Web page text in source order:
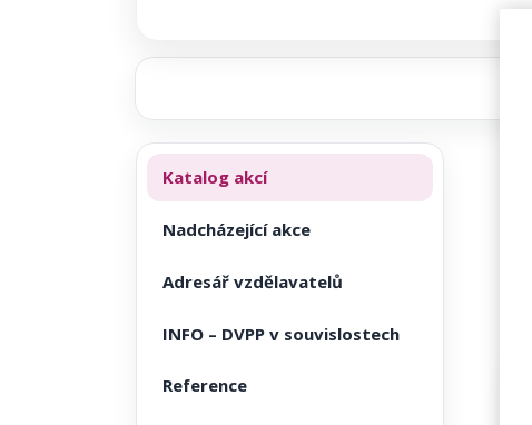
Katalog akcí
Nadcházející akce
Adresář vzdělavatelů
INFO – DVPP v souvislostech
Reference